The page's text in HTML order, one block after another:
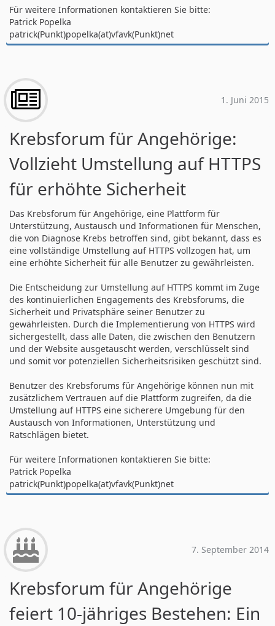
Für weitere Informationen kontaktieren Sie bitte:
Patrick Popelka
patrick(Punkt)popelka(at)vfavk(Punkt)net
1. Juni 2015
Krebsforum für Angehörige:
Vollzieht Umstellung auf HTTPS
für erhöhte Sicherheit
Das Krebsforum für Angehörige, eine Plattform für
Unterstützung, Austausch und Informationen für Menschen,
die von Diagnose Krebs betroffen sind, gibt bekannt, dass es
eine vollständige Umstellung auf HTTPS vollzogen hat, um
eine erhöhte Sicherheit für alle Benutzer zu gewährleisten.
Die Entscheidung zur Umstellung auf HTTPS kommt im Zuge
des kontinuierlichen Engagements des Krebsforums, die
Sicherheit und Privatsphäre seiner Benutzer zu
gewährleisten. Durch die Implementierung von HTTPS wird
sichergestellt, dass alle Daten, die zwischen den Benutzern
und der Website ausgetauscht werden, verschlüsselt sind
und somit vor potenziellen Sicherheitsrisiken geschützt sind.
Benutzer des Krebsforums für Angehörige können nun mit
zusätzlichem Vertrauen auf die Plattform zugreifen, da die
Umstellung auf HTTPS eine sicherere Umgebung für den
Austausch von Informationen, Unterstützung und
Ratschlägen bietet.
Für weitere Informationen kontaktieren Sie bitte:
Patrick Popelka
patrick(Punkt)popelka(at)vfavk(Punkt)net
7. September 2014
Krebsforum für Angehörige
feiert 10-jähriges Bestehen: Ein